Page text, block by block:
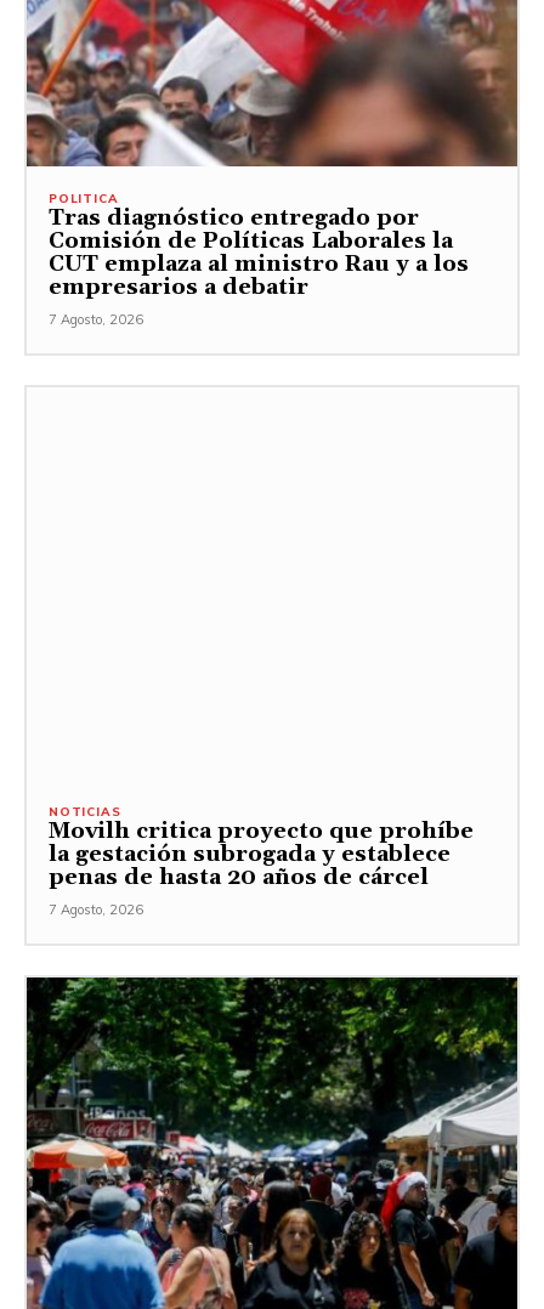
POLITICA
Tras diagnóstico entregado por
Comisión de Políticas Laborales la
CUT emplaza al ministro Rau y a los
empresarios a debatir
7 Agosto, 2026
NOTICIAS
Movilh critica proyecto que prohíbe
la gestación subrogada y establece
penas de hasta 20 años de cárcel
7 Agosto, 2026